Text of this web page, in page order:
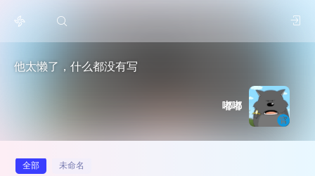
他太懒了，什么都没有写
嘟嘟
全部 未命名